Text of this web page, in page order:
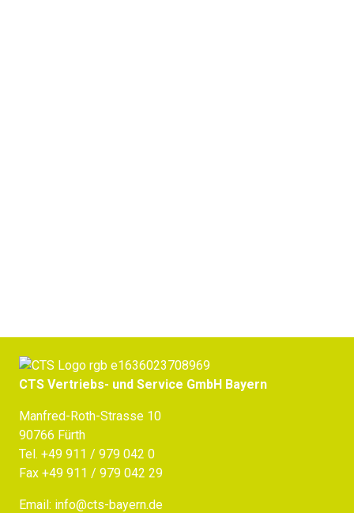
CTS Vertriebs- und Service GmbH Bayern
Manfred-Roth-Strasse 10
90766 Fürth
Tel. +49 911 / 979 042 0
Fax +49 911 / 979 042 29
Email: info@cts-bayern.de